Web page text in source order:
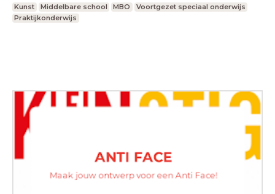
Kunst Middelbare school MBO
Voortgezet speciaal onderwijs
Praktijkonderwijs